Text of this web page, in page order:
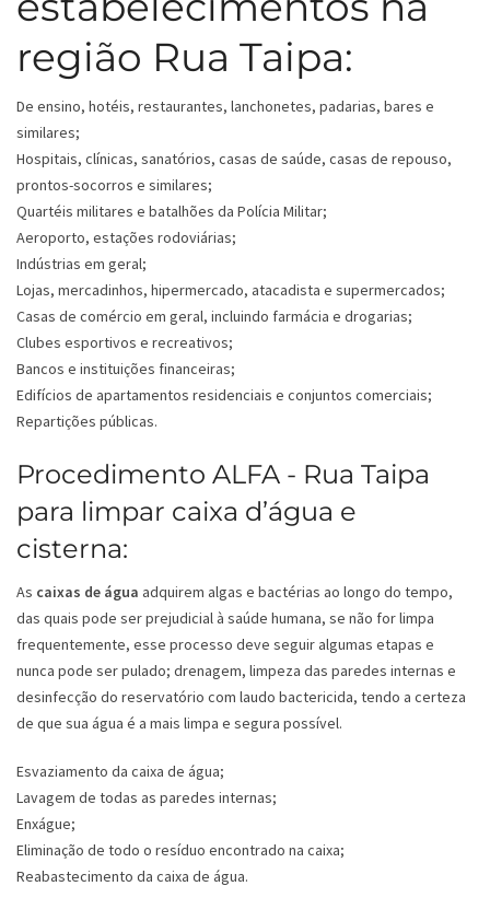
região Rua Taipa:
De ensino, hotéis, restaurantes, lanchonetes, padarias, bares e
similares;
Hospitais, clínicas, sanatórios, casas de saúde, casas de repouso,
prontos-socorros e similares;
Quartéis militares e batalhões da Polícia Militar;
Aeroporto, estações rodoviárias;
Indústrias em geral;
Lojas, mercadinhos, hipermercado, atacadista e supermercados;
Casas de comércio em geral, incluindo farmácia e drogarias;
Clubes esportivos e recreativos;
Bancos e instituições financeiras;
Edifícios de apartamentos residenciais e conjuntos comerciais;
Repartições públicas.
Procedimento ALFA - Rua Taipa
para limpar caixa d’água e
cisterna:
As caixas de água adquirem algas e bactérias ao longo do tempo,
das quais pode ser prejudicial à saúde humana, se não for limpa
frequentemente, esse processo deve seguir algumas etapas e
nunca pode ser pulado; drenagem, limpeza das paredes internas e
desinfecção do reservatório com laudo bactericida, tendo a certeza
de que sua água é a mais limpa e segura possível.
Esvaziamento da caixa de água;
Lavagem de todas as paredes internas;
Enxágue;
Eliminação de todo o resíduo encontrado na caixa;
Reabastecimento da caixa de água.